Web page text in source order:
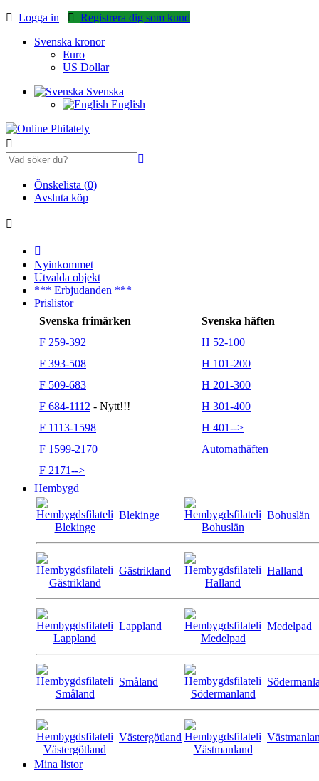
Logga in
Registrera dig som kund
Svenska kronor
Euro
US Dollar
Svenska
English
Önskelista (0)
Avsluta köp
Nyinkommet
Utvalda objekt
*** Erbjudanden ***
Prislistor
Svenska frimärken
Svenska häften
F 259-392
H 52-100
F 393-508
H 101-200
F 509-683
H 201-300
F 684-1112 - Nytt!!!
H 301-400
F 1113-1598
H 401-->
F 1599-2170
Automathäften
F 2171-->
Hembygd
Blekinge Bohuslän
Gästrikland Halland
Lappland Medelpad
Småland
Västergötland
Mina listor